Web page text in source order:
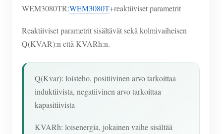
WEM3080TR:WEM3080T+reaktiiviset parametrit
Reaktiiviset parametrit sisältävät sekä kolmivaiheisen
Q(KVAR):n että KVARh:n.
Q(Kvar): loisteho, positiivinen arvo tarkoittaa
induktiivista, negatiivinen arvo tarkoittaa
kapasitiivista
KVARh: loisenergia, jokainen vaihe sisältää